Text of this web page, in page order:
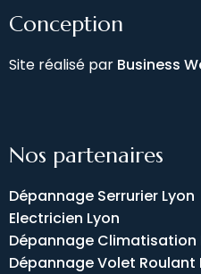
Conception
Site réalisé par Business
Nos partenaires
Dépannage Serrurier
Electricien Lyon
Dépannage Climatisation
Dépannage Volet Roulant